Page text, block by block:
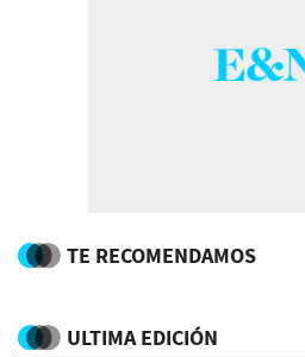
TE RECOMENDAMOS
ULTIMA EDICIÓN